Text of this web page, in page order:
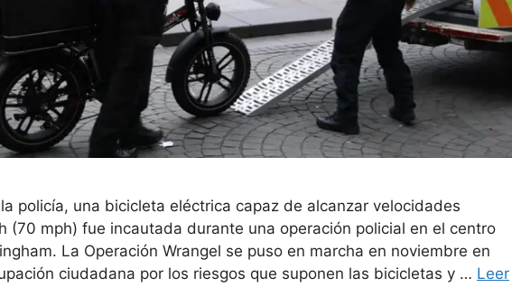
policía, una bicicleta eléctrica capaz de alcanzar velocidades
(70 mph) fue incautada durante una operación policial en el centro
La Operación Wrangel se puso en marcha en noviembre en
ciudadana por los riesgos que suponen las bicicletas y … Leer